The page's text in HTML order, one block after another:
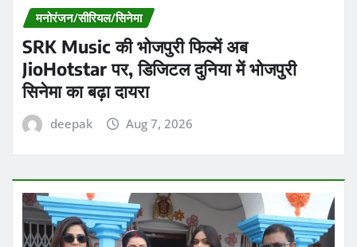
मनोरंजन/सीरियल/सिनेमा
SRK Music की भोजपुरी फिल्में अब
JioHotstar पर, डिजिटल दुनिया में भोजपुरी
सिनेमा का बढ़ा दायरा
deepak Aug 7, 2026